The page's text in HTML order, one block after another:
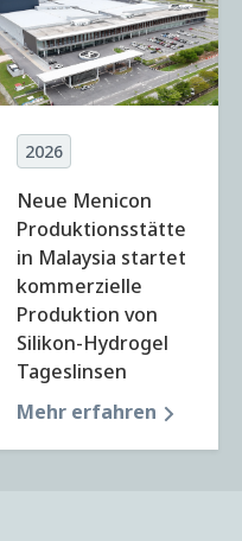
2026
Neue Menicon
Produktionsstätte
in Malaysia startet
kommerzielle
Produktion von
Silikon-Hydrogel
Tageslinsen
Mehr erfahren